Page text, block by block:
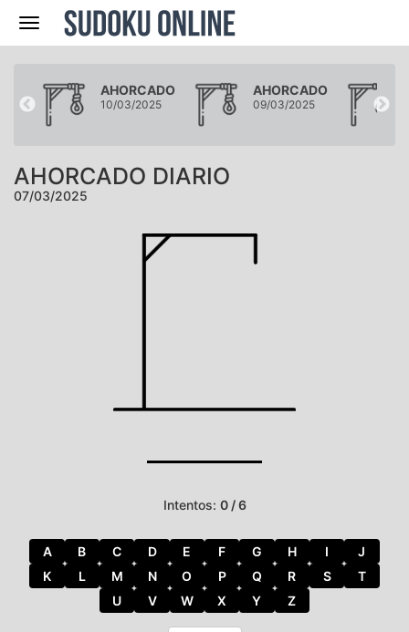
Navegación
AHORCADO
10/03/2025
AHORCADO
09/03/2025
AHORCADO DIARIO
07/03/2025
Intentos: 0 / 6
A B C D E F G H I
J
K
L M N O P Q R S
T
U
V W X Y Z